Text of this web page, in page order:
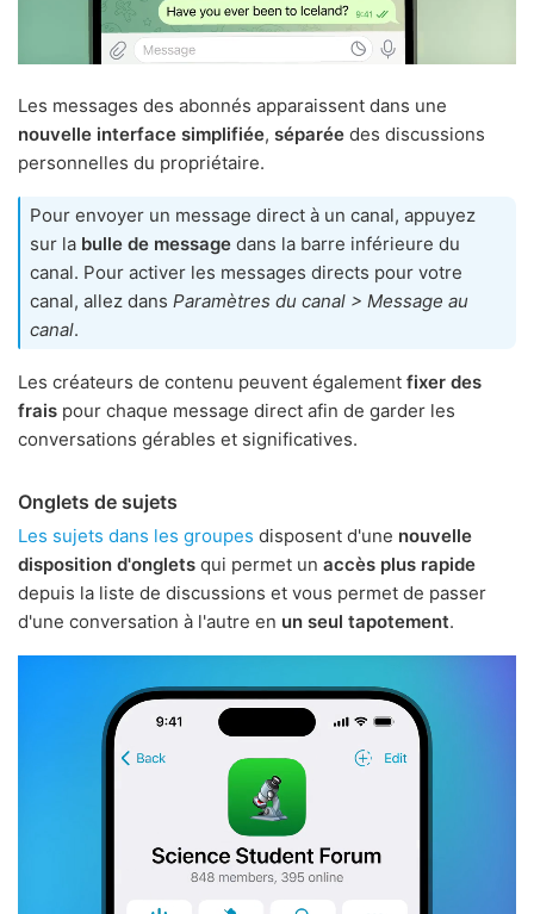
Les messages des abonnés apparaissent dans une
nouvelle interface simplifiée, séparée des discussions
personnelles du propriétaire.
Pour envoyer un message direct à un canal, appuyez
sur la bulle de message dans la barre inférieure du
canal. Pour activer les messages directs pour votre
canal, allez dans Paramètres du canal > Message au
canal.
Les créateurs de contenu peuvent également fixer des
frais pour chaque message direct afin de garder les
conversations gérables et significatives.
Onglets de sujets
Les sujets dans les groupes disposent d'une nouvelle
disposition d'onglets qui permet un accès plus rapide
depuis la liste de discussions et vous permet de passer
d'une conversation à l'autre en un seul tapotement.